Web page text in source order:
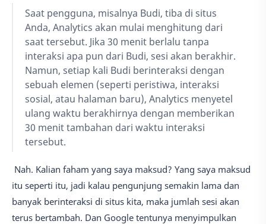
Saat pengguna, misalnya Budi, tiba di situs
Anda, Analytics akan mulai menghitung dari
saat tersebut. Jika 30 menit berlalu tanpa
interaksi apa pun dari Budi, sesi akan berakhir.
Namun, setiap kali Budi berinteraksi dengan
sebuah elemen (seperti peristiwa, interaksi
sosial, atau halaman baru), Analytics menyetel
ulang waktu berakhirnya dengan memberikan
30 menit tambahan dari waktu interaksi
tersebut.
Nah. Kalian faham yang saya maksud? Yang saya maksud
itu seperti itu, jadi kalau pengunjung semakin lama dan
banyak berinteraksi di situs kita, maka jumlah sesi akan
terus bertambah. Dan Google tentunya menyimpulkan